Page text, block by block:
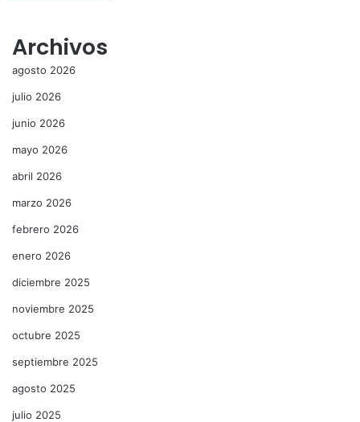
Archivos
agosto 2026
julio 2026
junio 2026
mayo 2026
abril 2026
marzo 2026
febrero 2026
enero 2026
diciembre 2025
noviembre 2025
octubre 2025
septiembre 2025
agosto 2025
julio 2025